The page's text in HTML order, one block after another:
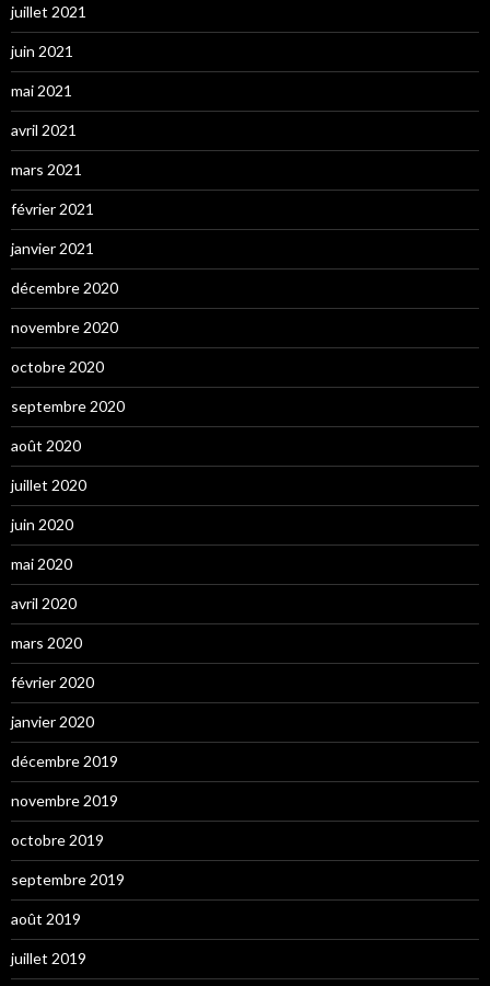
juillet 2021
juin 2021
mai 2021
avril 2021
mars 2021
février 2021
janvier 2021
décembre 2020
novembre 2020
octobre 2020
septembre 2020
août 2020
juillet 2020
juin 2020
mai 2020
avril 2020
mars 2020
février 2020
janvier 2020
décembre 2019
novembre 2019
octobre 2019
septembre 2019
août 2019
juillet 2019